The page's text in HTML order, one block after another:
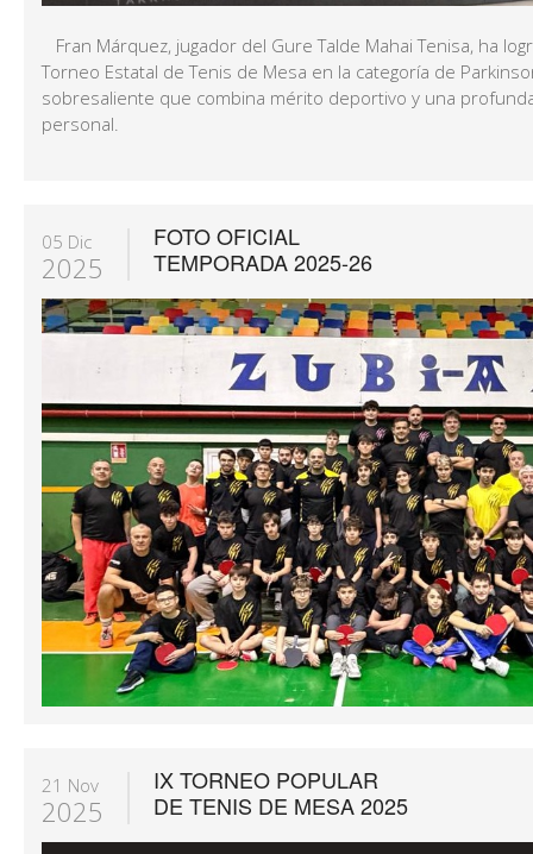
Fran Márquez, jugador del Gure Talde Mahai Tenisa, ha
Torneo Estatal de Tenis de Mesa en la categoría de
sobresaliente que combina mérito deportivo y una
personal.
05 Dic
2025
FOTO OFICIAL
TEMPORADA 2025-26
21 Nov
2025
IX TORNEO POPULAR
DE TENIS DE MESA 2025